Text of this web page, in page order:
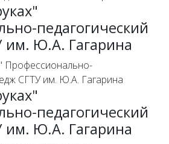
педагогический
им. Ю.А. Гагарина
педагогический
им. Ю.А. Гагарина